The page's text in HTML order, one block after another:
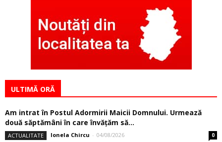
ULTIMĂ ORĂ
Am intrat în Postul Adormirii Maicii Domnului. Urmează
două săptămâni în care învăţăm să...
ACTUALITATE Ionela Chircu - 04/08/2026 0